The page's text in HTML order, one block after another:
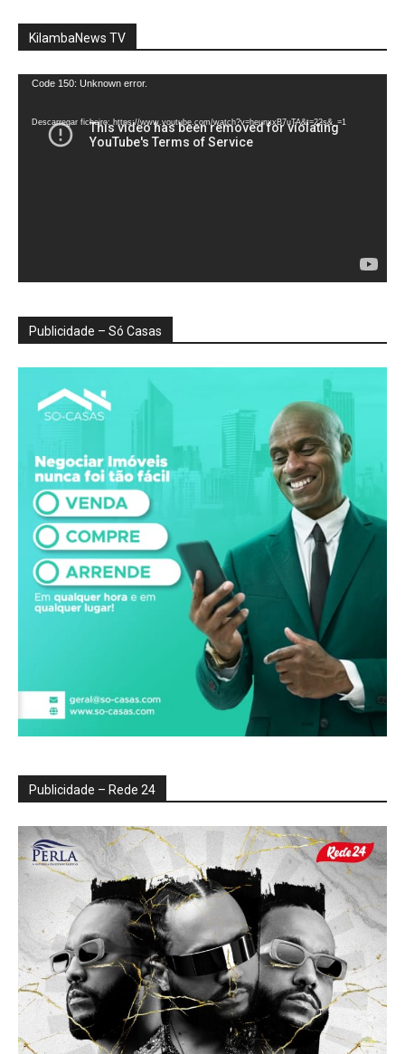
KilambaNews TV
Reprodutor
vídeo
Code 150: Unknown error.
Descarregar ficheiro: https://www.youtube.com/watch?v=heunxxB7uTA&t=22s&_=1
Publicidade – Só Casas
Publicidade – Rede 24